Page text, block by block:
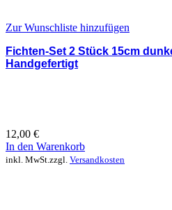
Zur Wunschliste hinzufügen
Fichten-Set 2 Stück 15cm
Handgefertigt
12,00 €
In den Warenkorb
inkl. MwSt.zzgl. Versandkosten